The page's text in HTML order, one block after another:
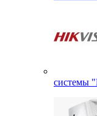
системы